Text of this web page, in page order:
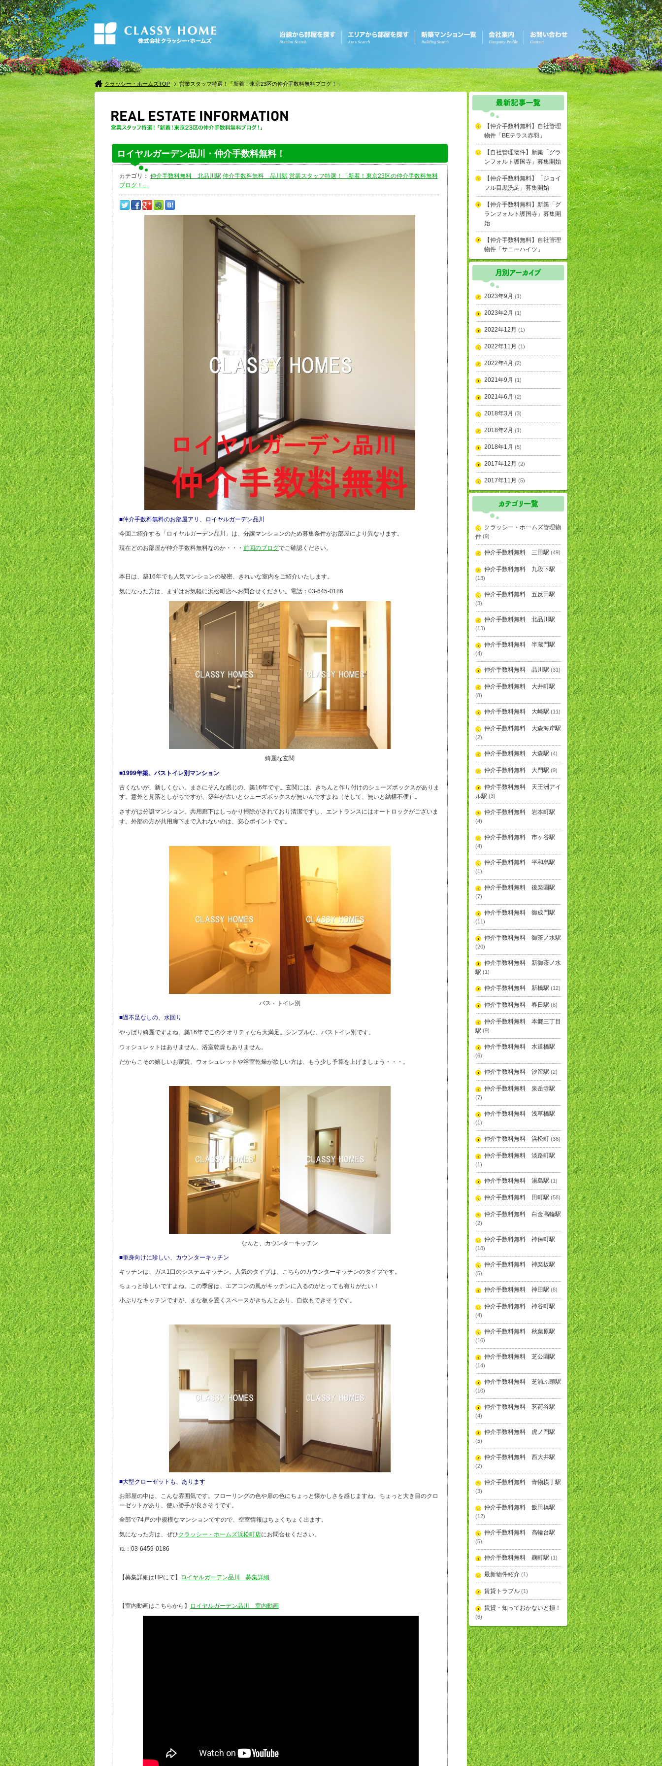
クラッシー・ホームズTOP 営業スタッフ特選！「新着！東京23区の仲介手数料無料ブログ！」
ロイヤルガーデン品川・仲介手数料無料！
カテゴリ： 仲介手数料無料 北品川駅 仲介手数料無料 品川駅 営業スタッフ特選！「新着！東京23区の仲介手数料無料
ブログ！」
■仲介手数料無料のお部屋アリ、ロイヤルガーデン品川
今回ご紹介する「ロイヤルガーデン品川」は、分譲マンションのため募集条件がお部屋により異なります。
現在どのお部屋が仲介手数料無料なのか・・・ 前回のブログでご確認ください。
本日は、築16年でも人気マンションの秘密、きれいな室内をご紹介いたします。
気になった方は、まずはお気軽に浜松町店へお問合せください。電話： 03-645-0186
綺麗な玄関
■1999年築、バストイレ別マンション
古くないが、新しくない。まさにそんな感じの、築16年です。玄関には、きちんと作り付けのシューズボックスがありま
す。意外と見落としがちですが、築年が古いとシューズボックスが無いんですよね（そして、無いと結構不便）。
さすがは分譲マンション。共用廊下はしっかり掃除がされており清潔ですし、エントランスにはオートロックがございま
す。外部の方が共用廊下まで入れないのは、安心ポイントです。
バス・トイレ別
■過不足なしの、水回り
やっぱり綺麗ですよね。築16年でこのクオリティなら大満足。 シンプルな、バストイレ別です。
ウォシュレットはありません、浴室乾燥もありません。
だからこその嬉しいお家賃。 ウォシュレットや浴室乾燥が欲しい方は、もう少し予算を上げましょう・・・。
なんと、カウンターキッチン
■単身向けに珍しい、カウンターキッチン
キッチンは、ガス1口のシステムキッチン。人気のタイプは、こちらのカウンターキッチンのタイプです。
ちょっと珍しいですよね。この季節は、エアコンの風がキッチンに入るのがとっても有りがたい！
小ぶりなキッチンですが、まな板を置くスペースがきちんとあり、自炊もできそうです。
■大型クローゼットも、あります
お部屋の中は、こんな雰囲気です。フローリングの色や扉の色にちょっと懐かしさを感じますね。ちょっと大き目のクロ
ーゼットがあり、使い勝手が良さそうです。
全部で74戸の中規模なマンションですので、空室情報はちょくちょく出ます。
気になった方は、ぜひクラッシー・ホームズ浜松町店にお問合せください。
℡：03-6459-0186
【募集詳細はHPにて】 ロイヤルガーデン品川 募集詳細
【室内動画はこちらから】 ロイヤルガーデン品川 室内動画
【仲介手数料無料】自社管理
物件「BEテラス赤羽」
【自社管理物件】新築「グラ
ンフォルト護国寺」募集開始
【仲介手数料無料】「ジョイ
フル目黒洗足」募集開始
【仲介手数料無料】新築「グ
ランフォルト護国寺」募集開
始
【仲介手数料無料】自社管理
物件「サニーハイツ」
2023年9月 (1)
2023年2月 (1)
2022年12月 (1)
2022年11月 (1)
2022年4月 (2)
2021年9月 (1)
2021年6月 (2)
2018年3月 (3)
2018年2月 (1)
2018年1月 (5)
2017年12月 (2)
2017年11月 (5)
クラッシー・ホームズ管理物
件 (9)
仲介手数料無料 三田駅 (49)
仲介手数料無料 九段下駅
(13)
仲介手数料無料 五反田駅
(3)
仲介手数料無料 北品川駅
(13)
仲介手数料無料 半蔵門駅
(4)
仲介手数料無料 品川駅 (31)
仲介手数料無料 大井町駅
(8)
仲介手数料無料 大崎駅 (11)
仲介手数料無料 大森海岸駅
(2)
仲介手数料無料 大森駅 (4)
仲介手数料無料 大門駅 (9)
仲介手数料無料 天王洲アイ
ル駅 (3)
仲介手数料無料 岩本町駅
(4)
仲介手数料無料 市ヶ谷駅
(4)
仲介手数料無料 平和島駅
(1)
仲介手数料無料 後楽園駅
(7)
仲介手数料無料 御成門駅
(11)
仲介手数料無料 御茶ノ水駅
(20)
仲介手数料無料 新御茶ノ水
駅 (1)
仲介手数料無料 新橋駅 (12)
仲介手数料無料 春日駅 (8)
仲介手数料無料 本郷三丁目
駅 (9)
仲介手数料無料 水道橋駅
(6)
仲介手数料無料 汐留駅 (2)
仲介手数料無料 泉岳寺駅
(7)
仲介手数料無料 浅草橋駅
(1)
仲介手数料無料 浜松町 (38)
仲介手数料無料 淡路町駅
(1)
仲介手数料無料 湯島駅 (1)
仲介手数料無料 田町駅 (58)
仲介手数料無料 白金高輪駅
(2)
仲介手数料無料 神保町駅
(18)
仲介手数料無料 神楽坂駅
(5)
仲介手数料無料 神田駅 (8)
仲介手数料無料 神谷町駅
(4)
仲介手数料無料 秋葉原駅
(16)
仲介手数料無料 芝公園駅
(14)
仲介手数料無料 芝浦ふ頭駅
(10)
仲介手数料無料 茗荷谷駅
(4)
仲介手数料無料 虎ノ門駅
(5)
仲介手数料無料 西大井駅
(2)
仲介手数料無料 青物横丁駅
(3)
仲介手数料無料 飯田橋駅
(12)
仲介手数料無料 高輪台駅
(5)
仲介手数料無料 麹町駅 (1)
最新物件紹介 (1)
賃貸トラブル (1)
賃貸・知っておかないと損！
(6)